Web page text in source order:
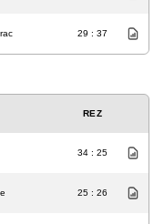
29 : 37
REZ
34 : 25
25 : 26